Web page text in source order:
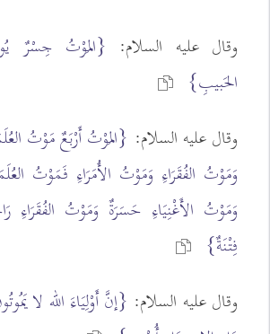
وقال عليه السلام: {المَوْتُ جِسْرٌ
الحَبيبِ}
وقال عليه السلام: {المَوْتُ أَرْبَعٌ مَوْتُ
وَمَوْتُ الفُقَرَاءِ وَمَوْتُ الأُمَرَاءِ فَمَوْتُ
وَمَوْتُ الأَغْنِيَاءِ حَسَرَةٌ وَمَوْتُ الفُقَرَاءِ
فِتْنَةٌ}
وقال عليه السلام: {إنَّ أَوْلِيَاءَ الله لا